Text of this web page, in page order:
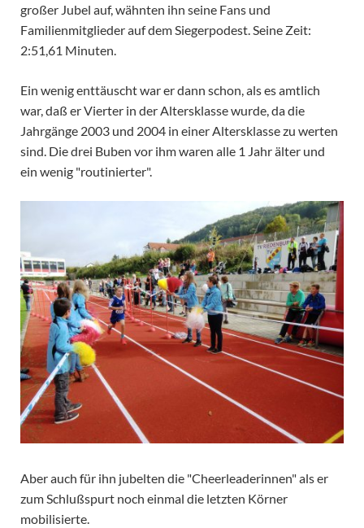
großer Jubel auf, wähnten ihn seine Fans und
Familienmitglieder auf dem Siegerpodest. Seine Zeit:
2:51,61 Minuten.
Ein wenig enttäuscht war er dann schon, als es amtlich
war, daß er Vierter in der Altersklasse wurde, da die
Jahrgänge 2003 und 2004 in einer Altersklasse zu werten
sind. Die drei Buben vor ihm waren alle 1 Jahr älter und
ein wenig "routinierter".
Aber auch für ihn jubelten die "Cheerleaderinnen" als er
zum Schlußspurt noch einmal die letzten Körner
mobilisierte.